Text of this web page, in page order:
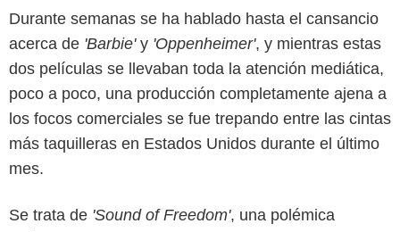
Durante semanas se ha hablado hasta el cansancio
acerca de 'Barbie'y 'Oppenheimer', y mientras estas
dos películas se llevaban toda la atención mediática,
poco a poco, una producción completamente ajena a
los focos comerciales se fue trepando entre las cintas
más taquilleras en Estados Unidos durante el último
mes.
Se trata de 'Sound of Freedom', una polémica